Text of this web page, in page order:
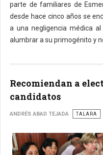
parte de familiares de
desde hace cinco años se
a una negligencia médica
alumbrar a su primogénito y
Recomiendan a
candidatos
ANDRÉS ABAD TEJADA TALARA